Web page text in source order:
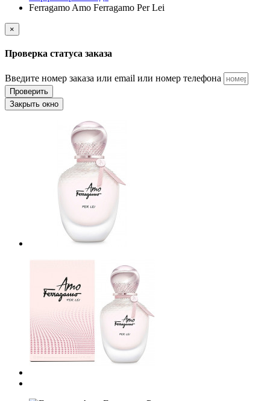
Ferragamo Amo Ferragamo Per Lei
×
Проверка статуса заказа
Введите номер заказа или email или номер телефона
Проверить
Закрыть окно